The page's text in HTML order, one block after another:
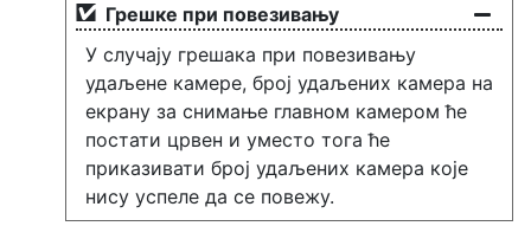
Грешке при повезивању
У случају грешака при повезивању
удаљене камере, број удаљених камера на
екрану за снимање главном камером ће
постати црвен и уместо тога ће
приказивати број удаљених камера које
нису успеле да се повежу.